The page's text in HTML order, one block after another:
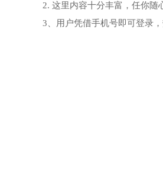
2. 这里内容十分丰富，任你随
3、用户凭借手机号即可登录